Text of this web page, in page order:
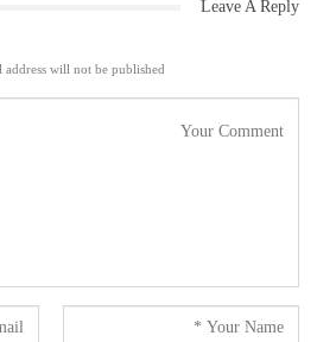
Leave A Reply
address will not be published.